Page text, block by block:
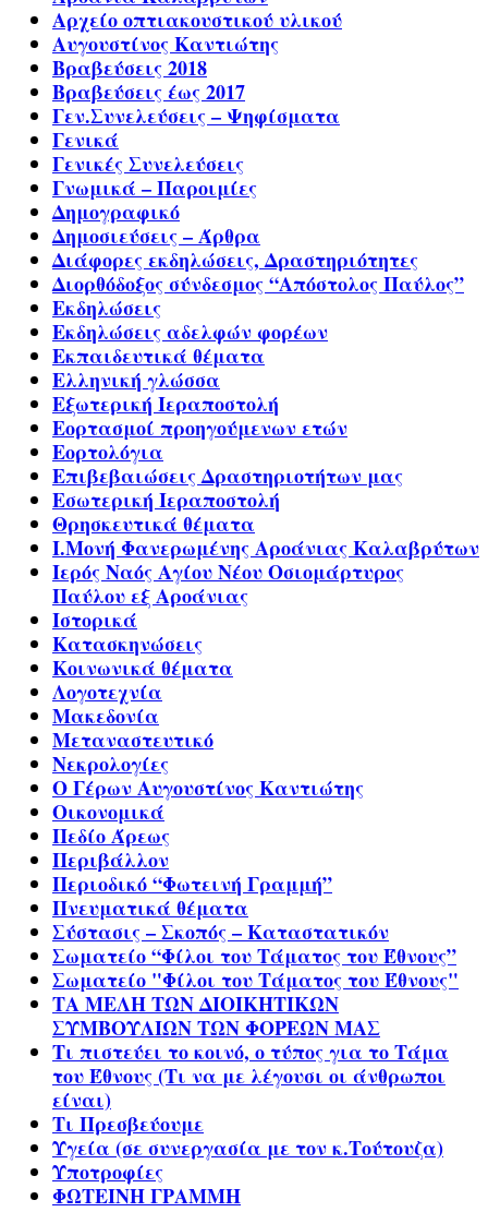
Αρχείο οπτιακουστικού υλικού
Αυγουστίνος Καντιώτης
Βραβεύσεις 2018
Βραβεύσεις έως 2017
Γεν.Συνελεύσεις – Ψηφίσματα
Γενικά
Γενικές Συνελεύσεις
Γνωμικά – Παροιμίες
Δημογραφικό
Δημοσιεύσεις – Άρθρα
Διάφορες εκδηλώσεις, Δραστηριότητες
Διορθόδοξος σύνδεσμος “Απόστολος Παύλος”
Εκδηλώσεις
Εκδηλώσεις αδελφών φορέων
Εκπαιδευτικά θέματα
Ελληνική γλώσσα
Εξωτερική Ιεραποστολή
Εορτασμοί προηγούμενων ετών
Εορτολόγια
Επιβεβαιώσεις Δραστηριοτήτων μας
Εσωτερική Ιεραποστολή
Θρησκευτικά θέματα
Ι.Μονή Φανερωμένης Αροάνιας Καλαβρύτων
Ιερός Ναός Αγίου Νέου Οσιομάρτυρος
Παύλου εξ Αροάνιας
Ιστορικά
Κατασκηνώσεις
Κοινωνικά θέματα
Λογοτεχνία
Μακεδονία
Μεταναστευτικό
Νεκρολογίες
Ο Γέρων Αυγουστίνος Καντιώτης
Οικονομικά
Πεδίο Άρεως
Περιβάλλον
Περιοδικό “Φωτεινή Γραμμή”
Πνευματικά θέματα
Σύστασις – Σκοπός – Καταστατικόν
Σωματείο “Φίλοι του Τάματος του Έθνους”
Σωματείο "Φίλοι του Τάματος του Έθνους"
ΤΑ ΜΕΛΗ ΤΩΝ ΔΙΟΙΚΗΤΙΚΩΝ
ΣΥΜΒΟΥΛΙΩΝ ΤΩΝ ΦΟΡΕΩΝ ΜΑΣ
Τι πιστεύει το κοινό, ο τύπος για το Τάμα
του Έθνους (Τι να με λέγουσι οι άνθρωποι
είναι)
Τι Πρεσβεύουμε
Υγεία (σε συνεργασία με τον κ.Τούτουζα)
Υποτροφίες
ΦΩΤΕΙΝΗ ΓΡΑΜΜΗ